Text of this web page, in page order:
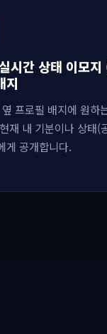
시간 상태 이모
지
프로필 배지에 원하
재 내 기분이나 상태(
게 공개합니다.